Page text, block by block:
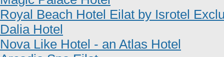
Royal Beach Hotel Eilat by Isrotel
Dalia Hotel
Nova Like Hotel - an Atlas Hotel